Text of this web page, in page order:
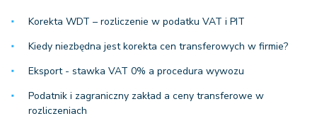
Korekta WDT – rozliczenie w podatku VAT i PIT
Kiedy niezbędna jest korekta cen transferowych w firmie?
Eksport - stawka VAT 0% a procedura wywozu
Podatnik i zagraniczny zakład a ceny transferowe w
rozliczeniach